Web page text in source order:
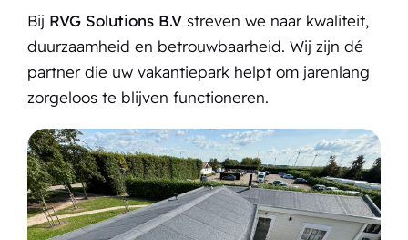
Bij RVG Solutions B.Vstreven we naar kwaliteit,
duurzaamheid en betrouwbaarheid. Wij zijn dé
partner die uw vakantiepark helpt om jarenlang
zorgeloos te blijven functioneren.